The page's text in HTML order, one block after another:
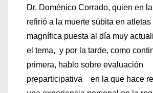
Dr. Doménico Corrado, quien en
refirió a la muerte súbita en atletas
magnífica puesta al día muy
el tema, y por la tarde, como
primera, hablo sobre evaluación
preparticipativa en la que hace